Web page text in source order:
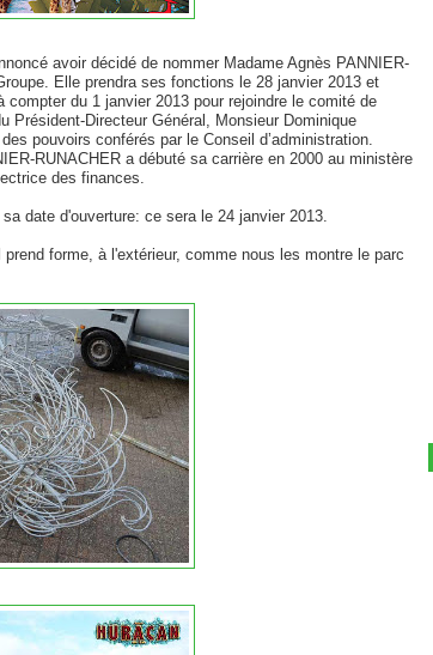
avoir décidé de nommer Madame Agnès PANNIER-
Elle prendra ses fonctions le 28 janvier 2013 et
du 1 janvier 2013 pour rejoindre le comité de
Directeur Général, Monsieur Dominique
pouvoirs conférés par le Conseil d’administration.
RUNACHER a débuté sa carrière en 2000 au ministère
des finances.
date d'ouverture: ce sera le 24 janvier 2013.
forme, à l'extérieur, comme nous les montre le parc